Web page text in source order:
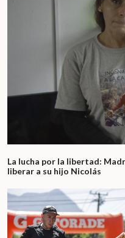
La lucha por la libertad:
liberar a su hijo Nicolás